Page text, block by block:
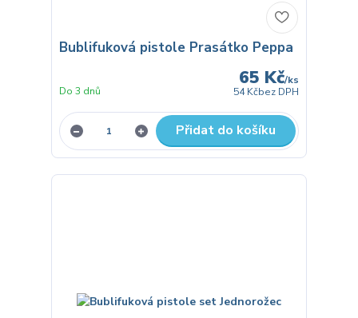
Bublifuková pistole Prasátko Peppa
65 Kč/ks
54 Kčbez DPH
Do 3 dnů
Přidat do košíku